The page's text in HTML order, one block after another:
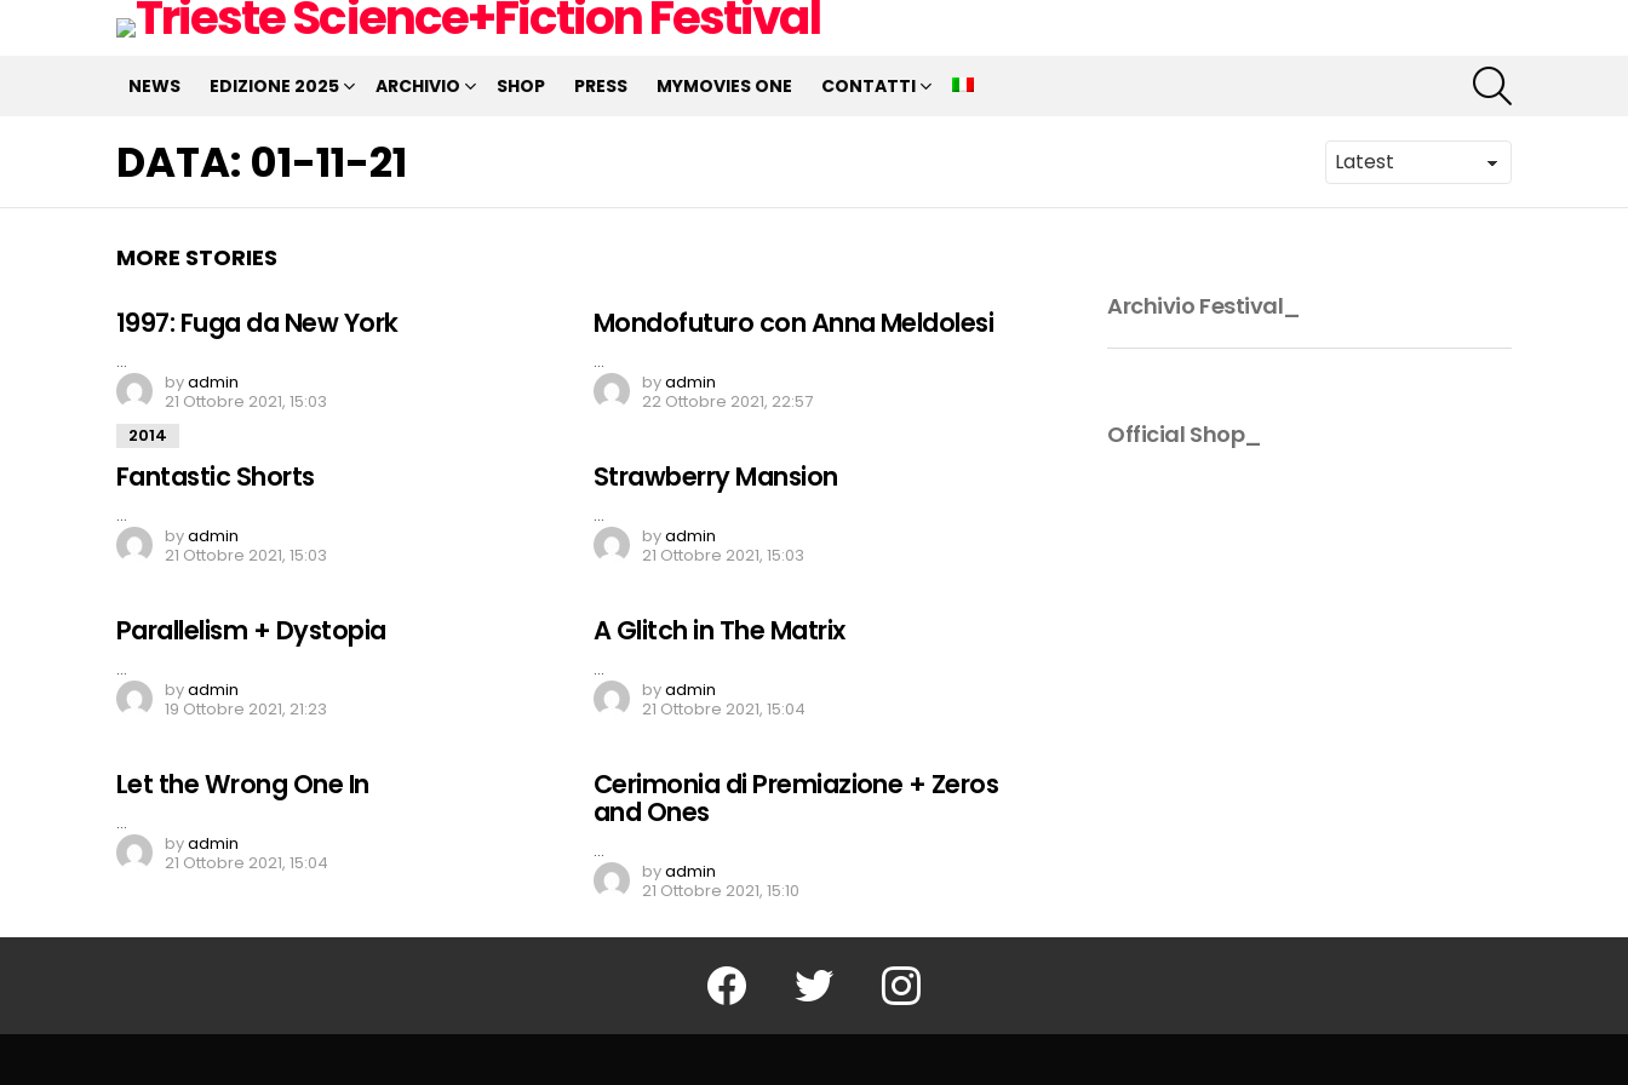
NEWS EDIZIONE 2025 ARCHIVIO SHOP PRESS MYMOVIES ONE CONTATTI
DATA: 01-11-21
MORE STORIES
1997: Fuga da New York
…
byadmin
21 Ottobre 2021, 15:03
Mondofuturo con Anna Meldolesi
…
byadmin
22 Ottobre 2021, 22:57
2014
Fantastic Shorts
…
byadmin
21 Ottobre 2021, 15:03
Strawberry Mansion
…
byadmin
21 Ottobre 2021, 15:03
Parallelism + Dystopia
…
byadmin
19 Ottobre 2021, 21:23
A Glitch in The Matrix
…
byadmin
21 Ottobre 2021, 15:04
Let the Wrong One In
…
byadmin
21 Ottobre 2021, 15:04
Cerimonia di Premiazione + Zeros
and Ones
…
byadmin
21 Ottobre 2021, 15:10
Archivio Festival_
Official Shop_
Facebook Twitter Instagram